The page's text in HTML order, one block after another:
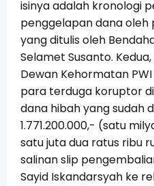
isinya adalah kronologi
penggelapan dana oleh
yang ditulis oleh
Selamet Susanto.
Dewan Kehormatan
para terduga koruptor
dana hibah yang sudah
1.771.200.000,- (satu
satu juta dua ratus ribu
salinan slip
Sayid Iskandarsyah ke